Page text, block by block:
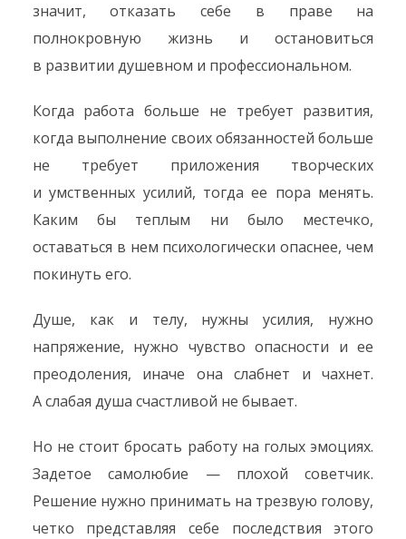
значит, отказать себе в праве на
полнокровную жизнь и остановиться
в развитии душевном и профессиональном.
Когда работа больше не требует развития,
когда выполнение своих обязанностей больше
не требует приложения творческих
и умственных усилий, тогда ее пора менять.
Каким бы теплым ни было местечко,
оставаться в нем психологически опаснее, чем
покинуть его.
Душе, как и телу, нужны усилия, нужно
напряжение, нужно чувство опасности и ее
преодоления, иначе она слабнет и чахнет.
А слабая душа счастливой не бывает.
Но не стоит бросать работу на голых эмоциях.
Задетое самолюбие — плохой советчик.
Решение нужно принимать на трезвую голову,
четко представляя себе последствия этого